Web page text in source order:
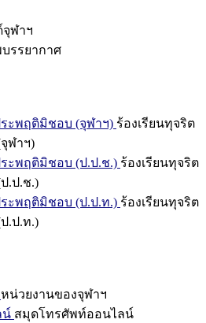
ฬาฯ
รรยากาศ
ะพฤติมิชอบ (จุฬาฯ) ร้องเรียนทุจริต
ฬาฯ)
ะพฤติมิชอบ (ป.ป.ช.) ร้องเรียนทุจริต
.ป.ช.)
ะพฤติมิชอบ (ป.ป.ท.) ร้องเรียนทุจริต
.ป.ท.)
หน่วยงานของจุฬาฯ
น์ สมุดโทรศัพท์ออนไลน์